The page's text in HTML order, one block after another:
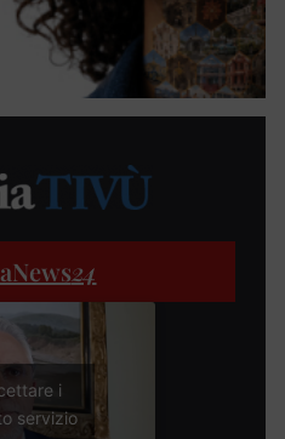
24
i
servizio